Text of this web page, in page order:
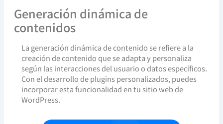
Generación dinámica de
contenidos
La generación dinámica de contenido se refiere a la
creación de contenido que se adapta y personaliza
según las interacciones del usuario o datos específicos.
Con el desarrollo de plugins personalizados, puedes
incorporar esta funcionalidad en tu sitio web de
WordPress.